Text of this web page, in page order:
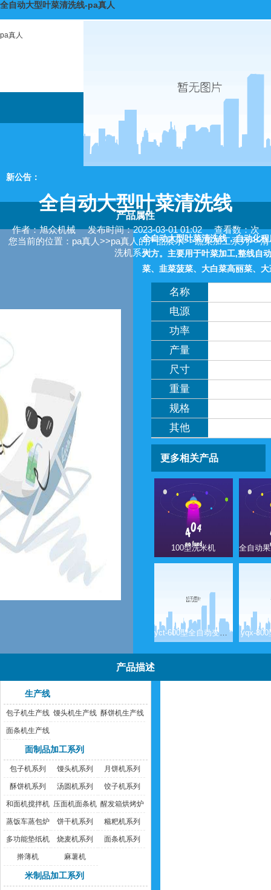
全自动大型叶菜清洗线-pa真人
pa真人
新公告：
全自动大型叶菜清洗线
作者：旭众机械 发布时间：2023-03-01 01:02
查看数：次
您当前的位置： pa真人 >>pa真人的产品展示>>蔬菜加工系列>>清
洗机系列
产品属性
全自动大型叶菜清洗线，自动化
大方。主要用于叶菜加工,整线自
菜、韭菜菠菜、大白菜高丽菜、
名称
电源
功率
产量
尺寸
重量
规格
其他
更多相关产品
100型洗米机 全自动
yct-600型全自动变频式蔬菜脱水机 yqx-800
产品描述
生产线
包子机生产线 馒头机生产线 酥饼机生产线
面条机生产线
面制品加工系列
包子机系列 馒头机系列 月饼机系列
酥饼机系列 汤圆机系列 饺子机系列
和面机搅拌机 压面机面条机 醒发箱烘烤炉
蒸饭车蒸包炉 饼干机系列 糍粑机系列
多功能垫纸机 烧麦机系列 面条机系列
擀薄机 麻薯机
米制品加工系列